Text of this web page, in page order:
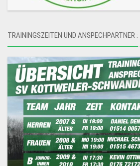
TRAININGSZEITEN UND ANSPECHPARTNER :